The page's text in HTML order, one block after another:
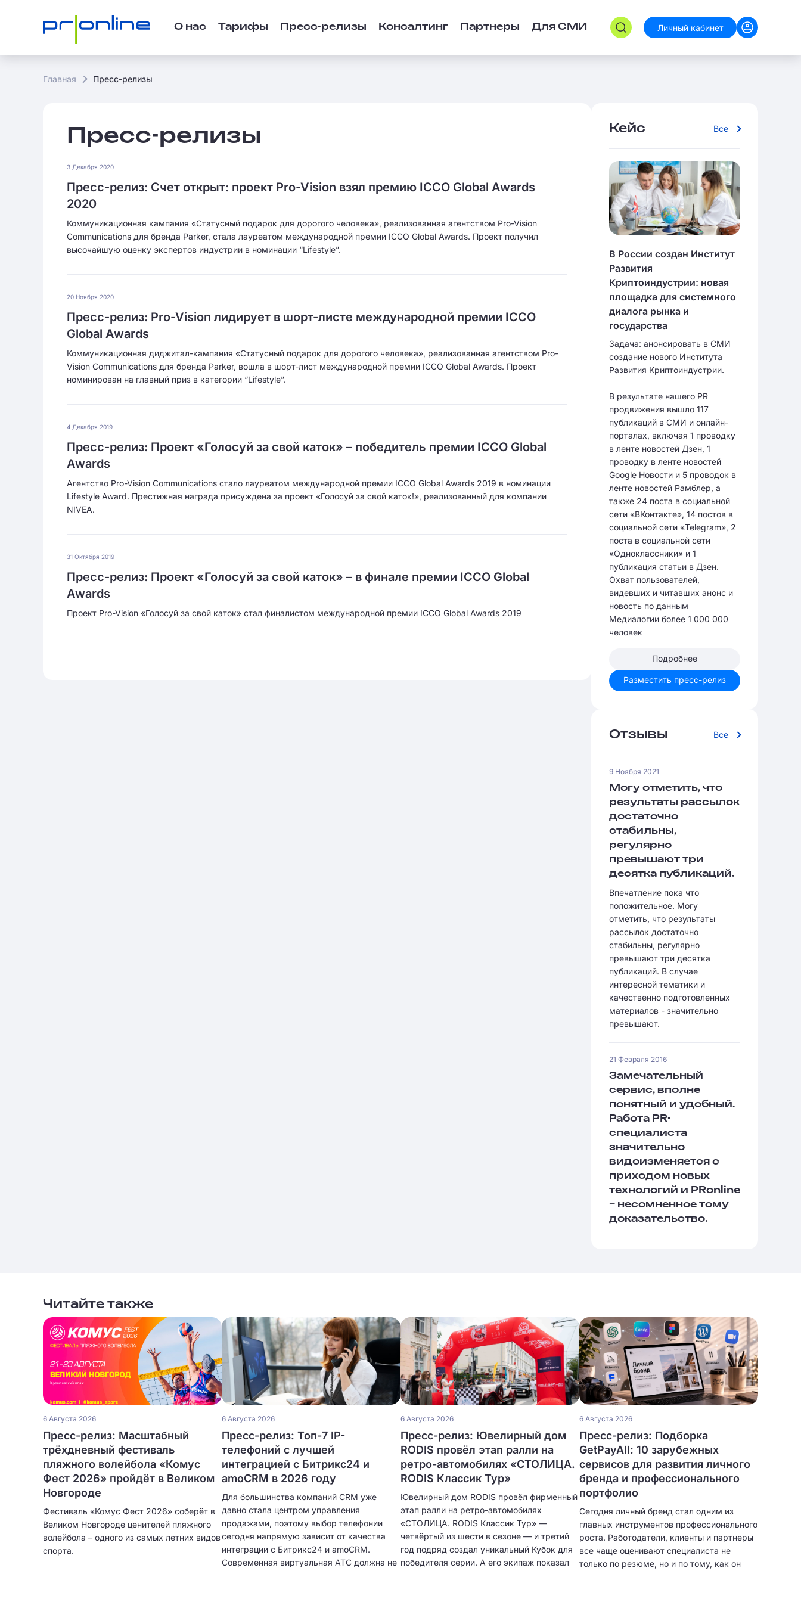
О нас Тарифы Пресс-релизы Консалтинг Партнеры Для СМИ Личный кабинет
Главная Пресс-релизы
Пресс-релизы
3 Декабря 2020
Пресс-релиз: Счет открыт: проект Pro-Vision взял премию ICCO Global Awards
2020
Коммуникационная кампания «Статусный подарок для дорогого человека», реализованная агентством Pro-Vision
Communications для бренда Parker, стала лауреатом международной премии ICCO Global Awards. Проект получил
высочайшую оценку экспертов индустрии в номинации “Lifestyle”.
20 Ноября 2020
Пресс-релиз: Pro-Vision лидирует в шорт-листе международной премии ICCO
Global Awards
Коммуникационная диджитал-кампания «Статусный подарок для дорогого человека», реализованная агентством Pro-
Vision Communications для бренда Parker, вошла в шорт-лист международной премии ICCO Global Awards. Проект
номинирован на главный приз в категории “Lifestyle”.
4 Декабря 2019
Пресс-релиз: Проект «Голосуй за свой каток» – победитель премии ICCO Global
Awards
Агентство Pro-Vision Communications стало лауреатом международной премии ICCO Global Awards 2019 в номинации
Lifestyle Award. Престижная награда присуждена за проект «Голосуй за свой каток!», реализованный для компании
NIVEA.
31 Октября 2019
Пресс-релиз: Проект «Голосуй за свой каток» – в финале премии ICCO Global
Awards
Проект Pro-Vision «Голосуй за свой каток» стал финалистом международной премии ICCO Global Awards 2019
Кейс Все
В России создан Институт
Развития
Криптоиндустрии: новая
площадка для системного
диалога рынка и
государства
Задача: анонсировать в СМИ
создание нового Института
Развития Криптоиндустрии.
В результате нашего PR
продвижения вышло 117
публикаций в СМИ и онлайн-
порталах, включая 1 проводку
в ленте новостей Дзен, 1
проводку в ленте новостей
Google Новости и 5 проводок в
ленте новостей Рамблер, а
также 24 поста в социальной
сети «ВКонтакте», 14 постов в
социальной сети «Telegram», 2
поста в социальной сети
«Одноклассники» и 1
публикация статьи в Дзен.
Охват пользователей,
видевших и читавших анонс и
новость по данным
Медиалогии более 1 000 000
человек
Подробнее
Разместить пресс-релиз
Отзывы Все
9 Ноября 2021
Могу отметить, что
результаты рассылок
достаточно
стабильны,
регулярно
превышают три
десятка публикаций.
Впечатление пока что
положительное. Могу
отметить, что результаты
рассылок достаточно
стабильны, регулярно
превышают три десятка
публикаций. В случае
интересной тематики и
качественно подготовленных
материалов - значительно
превышают.
21 Февраля 2016
Замечательный
сервис, вполне
понятный и удобный.
Работа PR-
специалиста
значительно
видоизменяется с
приходом новых
технологий и PRonline
– несомненное тому
доказательство.
Читайте также
6 Августа 2026
Пресс-релиз: Масштабный
трёхдневный фестиваль
пляжного волейбола «Комус
Фест 2026» пройдёт в Великом
Новгороде
Фестиваль «Комус Фест 2026» соберёт в
Великом Новгороде ценителей пляжного
волейбола – одного из самых летних видов
спорта.
6 Августа 2026
Пресс-релиз: Топ-7 IP-
телефоний с лучшей
интеграцией с Битрикс24 и
amoCRM в 2026 году
Для большинства компаний CRM уже
давно стала центром управления
продажами, поэтому выбор телефонии
сегодня напрямую зависит от качества
интеграции с Битрикс24 и amoCRM.
Современная виртуальная АТС должна не
6 Августа 2026
Пресс-релиз: Ювелирный дом
RODIS провёл этап ралли на
ретро-автомобилях «СТОЛИЦА.
RODIS Классик Тур»
Ювелирный дом RODIS провёл фирменный
этап ралли на ретро-автомобилях
«СТОЛИЦА. RODIS Классик Тур» —
четвёртый из шести в сезоне — и третий
год подряд создал уникальный Кубок для
победителя серии. А его экипаж показал
6 Августа 2026
Пресс-релиз: Подборка
GetPayAll: 10 зарубежных
сервисов для развития личного
бренда и профессионального
портфолио
Сегодня личный бренд стал одним из
главных инструментов профессионального
роста. Работодатели, клиенты и партнеры
все чаще оценивают специалиста не
только по резюме, но и по тому, как он